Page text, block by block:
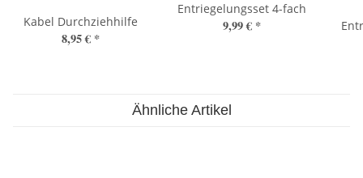
Kabel Durchziehhilfe
8,95 € *
Entriegelungsset 4-fach
9,99 € *
Ähnliche Artikel